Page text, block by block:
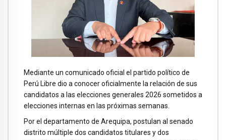
Mediante un comunicado oficial el partido político de
Perú Libre dio a conocer oficialmente la relación de sus
candidatos a las elecciones generales 2026 sometidos a
elecciones internas en las próximas semanas.
Por el departamento de Arequipa, postulan al senado
distrito múltiple dos candidatos titulares y dos